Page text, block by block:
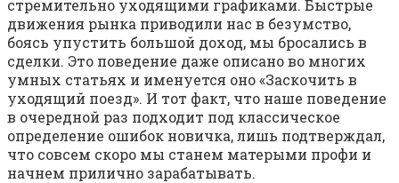
стремительно уходящими графиками. Быстрые
движения рынка приводили нас в безумство,
боясь упустить большой доход, мы бросались в
сделки. Это поведение даже описано во многих
умных статьях и именуется оно «Заскочить в
уходящий поезд». И тот факт, что наше поведение
в очередной раз подходит под классическое
определение ошибок новичка, лишь подтверждал,
что совсем скоро мы станем матерыми профи и
начнем прилично зарабатывать.